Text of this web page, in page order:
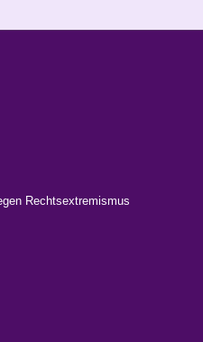
Rechtsextremismus